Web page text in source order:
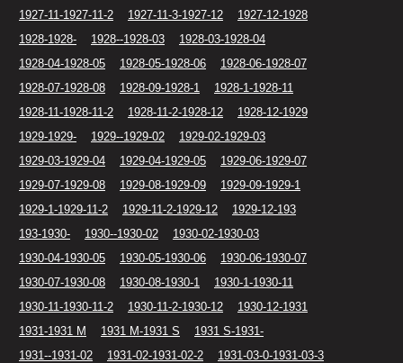
1927-11-1927-11-2 1927-11-3-1927-12
1927-12-1928
1928-1928-
1928--1928-03
1928-03-1928-04
1928-04-1928-05
1928-05-1928-06
1928-06-1928-07
1928-07-1928-08
1928-09-1928-1
1928-1-1928-11
1928-11-1928-11-2
1928-11-2-1928-12
1928-12-1929
1929-1929-
1929--1929-02
1929-02-1929-03
1929-03-1929-04
1929-04-1929-05
1929-06-1929-07
1929-07-1929-08
1929-08-1929-09
1929-09-1929-1
1929-1-1929-11-2
1929-11-2-1929-12
1929-12-193
193-1930-
1930--1930-02
1930-02-1930-03
1930-04-1930-05
1930-05-1930-06
1930-06-1930-07
1930-07-1930-08
1930-08-1930-1
1930-1-1930-11
1930-11-1930-11-2
1930-11-2-1930-12
1930-12-1931
1931-1931 M
1931 M-1931 S
1931 S-1931-
1931--1931-02
1931-02-1931-02-2
1931-03-0-1931-03-3